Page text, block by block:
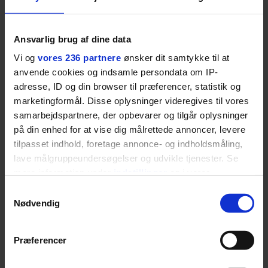
Ansvarlig brug af dine data
Vi og vores 236 partnere ønsker dit samtykke til at
anvende cookies og indsamle persondata om IP-
adresse, ID og din browser til præferencer, statistik og
marketingformål. Disse oplysninger videregives til vores
samarbejdspartnere, der opbevarer og tilgår oplysninger
på din enhed for at vise dig målrettede annoncer, levere
tilpasset indhold, foretage annonce- og indholdsmåling,
lave målgruppeundersøgelser og udvikle tjenester. Se
tilbage eller ændre indstillinger fra vores
"Cookiedeklaration", eller ved at trykke på "Privacy
Nødvendig
Præferencer
GASTRO
Restaurantkoncernen
Norrlyst åbner
burgerrestaurant med
Casper Drømme
Afgående Smukfest-
direktør har kæmpet
for anti-dagligdag i 46
år: ”Det er blevet
utroligt svært bare at
være menneske”
ANBEFALET